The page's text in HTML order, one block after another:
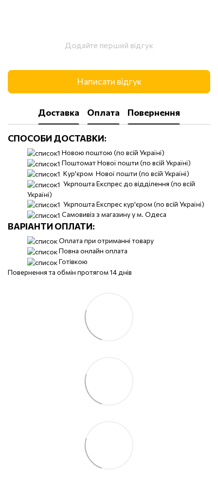
Додайте перший відгук
Написати відгук
Доставка Оплата Повернення
СПОСОБИ ДОСТАВКИ:
Новою поштою (по всій Україні)
Поштомат Нової пошти (по всій Україні)
Кур'єром Нової пошти (по всій Україні)
Укрпошта Експрес до відділення (по всій
Україні)
Укрпошта Експрес кур'єром (по всій Україні)
Самовивіз з магазину у м. Одеса
ВАРІАНТИ ОПЛАТИ:
Оплата при отриманні товару
Повна онлайн оплата
Готівкою
Повернення та обмін протягом 14 днів